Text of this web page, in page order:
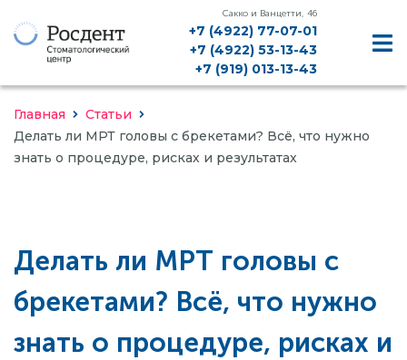
Сакко и Ванцетти, 46
+7 (4922) 77-07-01
+7 (4922) 53-13-43
+7 (919) 013-13-43
ЛЕЧЕНИЕ ДЕСЕН
ИМПЛАНТАЦИЯ
Главная
Статьи
Делать ли МРТ головы с брекетами? Всё, что нужно
знать о процедуре, рисках и результатах
Делать ли МРТ головы с
брекетами? Всё, что нужно
знать о процедуре, рисках и